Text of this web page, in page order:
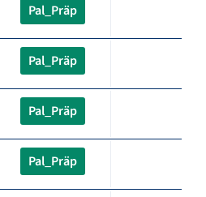
Pal_Präp
Pal_Präp
Pal_Präp
Pal_Präp